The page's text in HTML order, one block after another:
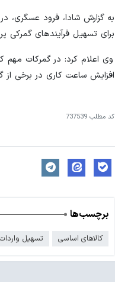
به گزارش شادا، فرود عسگری،
برای تسهیل فرآیندهای گمرکی
افزایش ساعت کاری در برخی از
کد مطلب 737539
برچسب‌ها
کالاهای اساسی تسهیل واردات